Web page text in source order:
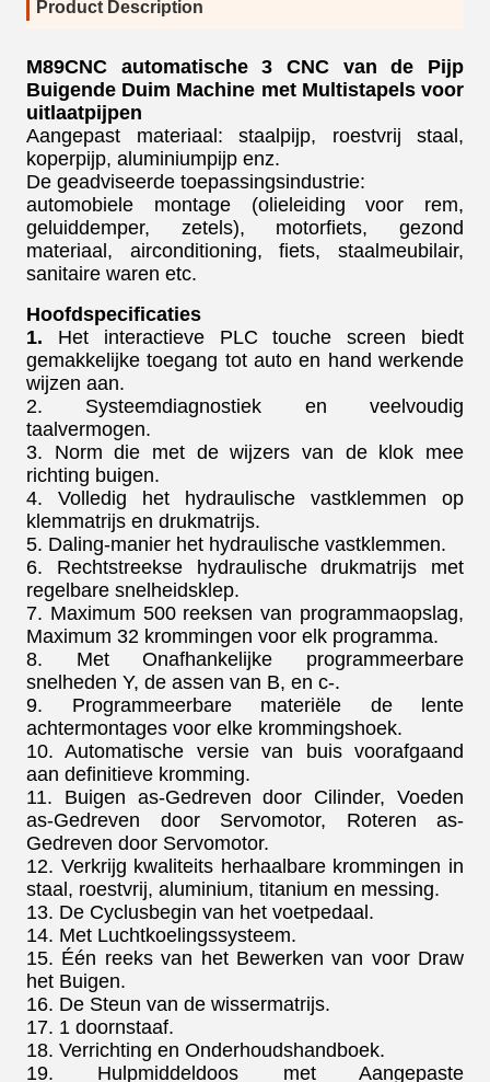
Product Description
M89CNC automatische 3 CNC van de Pijp
Buigende Duim Machine met Multistapels voor
uitlaatpijpen
Aangepast materiaal: staalpijp, roestvrij staal,
koperpijp, aluminiumpijp enz.
De geadviseerde toepassingsindustrie:
automobiele montage (olieleiding voor rem,
geluiddemper, zetels), motorfiets, gezond
materiaal, airconditioning, fiets, staalmeubilair,
sanitaire waren etc.
Hoofdspecificaties
1. Het interactieve PLC touche screen biedt
gemakkelijke toegang tot auto en hand werkende
wijzen aan.
2. Systeemdiagnostiek en veelvoudig
taalvermogen.
3. Norm die met de wijzers van de klok mee
richting buigen.
4. Volledig het hydraulische vastklemmen op
klemmatrijs en drukmatrijs.
5. Daling-manier het hydraulische vastklemmen.
6. Rechtstreekse hydraulische drukmatrijs met
regelbare snelheidsklep.
7. Maximum 500 reeksen van programmaopslag,
Maximum 32 krommingen voor elk programma.
8. Met Onafhankelijke programmeerbare
snelheden Y, de assen van B, en c-.
9. Programmeerbare materiële de lente
achtermontages voor elke krommingshoek.
10. Automatische versie van buis voorafgaand
aan definitieve kromming.
11. Buigen as-Gedreven door Cilinder, Voeden
as-Gedreven door Servomotor, Roteren as-
Gedreven door Servomotor.
12. Verkrijg kwaliteits herhaalbare krommingen in
staal, roestvrij, aluminium, titanium en messing.
13. De Cyclusbegin van het voetpedaal.
14. Met Luchtkoelingssysteem.
15. Één reeks van het Bewerken van voor Draw
het Buigen.
16. De Steun van de wissermatrijs.
17. 1 doornstaaf.
18. Verrichting en Onderhoudshandboek.
19. Hulpmiddeldoos met Aangepaste